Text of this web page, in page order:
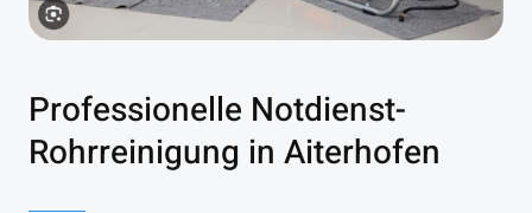
Professionelle Notdienst-
Rohrreinigung in Aiterhofen